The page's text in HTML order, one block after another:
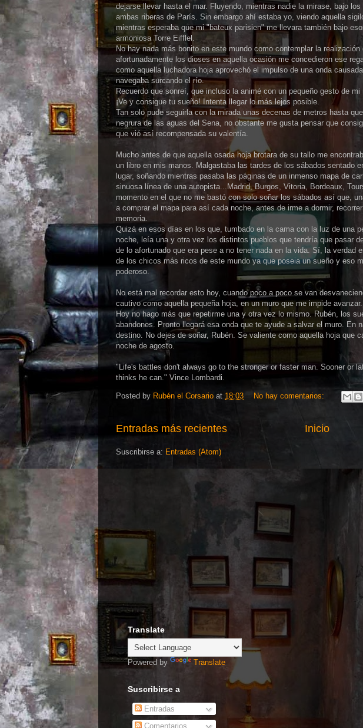
dejarse llevar hasta el mar. Fluyendo, mientras nadie la mirase, bajo
ambas riberas de París. Sin embargo ahí estaba yo, viendo aquella
mientras esperaba que mi "bateux parisien" me llevara también bajo
armoniosa Torre Eifflel.
No hay nada más bonito en este mundo como contemplar la realización
afortunadamente los dioses en aquella ocasión me concedieron ese
como aquella luchadora hoja aprovechó el impulso de una onda
navegaba surcando el río.
Recuerdo que sonreí, que incluso la animé con un pequeño gesto de
¡Ve y consigue tu sueño! Intenta llegar lo más lejos posible.
Tan solo pude seguirla con la mirada unas decenas de metros hasta
negrura de las aguas del Sena, no obstante me gusta pensar que
que vió así recompensada su valentía.
Mucho antes de que aquella osada hoja brotara de su tallo me
un libro en mis manos. Malgastaba las tardes de los sábados sentado
lugar, soñando mientras pasaba las páginas de un inmenso mapa de
sinuosa línea de una autopista...Madrid, Burgos, Vitoria, Bordeaux,
momento en el que no me bastó con solo soñar los sábados así que,
a comprar el mapa para así cada noche, antes de irme a dormir,
memoria.
Quizá en esos días en los que, tumbado en la cama con la luz de una
noche, leía una y otra vez los distintos pueblos que tendría que pasar
de lo afortunado que era pese a no tener nada en la vida. Sí, la verdad
de los chicos más ricos de este mundo ya que poseia un sueño y eso
poderoso.
No está mal recordar esto hoy, cuando poco a poco se van
cautivo como aquella pequeña hoja, en un muro que me impide avanzar.
Hoy no hago más que repetirme una y otra vez lo mismo. Rubén, los
abandones. Pronto llegará esa onda que te ayude a salvar el muro. En
destino. No dejes de soñar, Rubén. Se valiente como aquella hoja que
noche de agosto.
"Life's battles don't always go to the stronger or faster man. Sooner or
thinks he can." Vince Lombardi.
Posted by Rubén el Corsario at 18:03 No hay comentarios:
Entradas más recientes Inicio
Suscribirse a: Entradas (Atom)
Translate
Powered by Translate
Suscribirse a
Entradas
Comentarios